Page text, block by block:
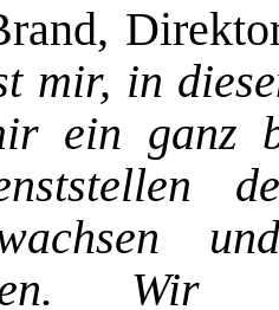
mir, in
ein ganz